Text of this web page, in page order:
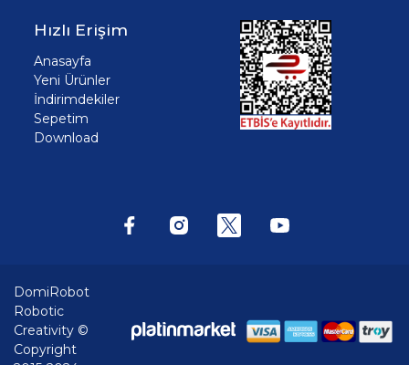
Hızlı Erişim
Anasayfa
Yeni Ürünler
İndirimdekiler
Sepetim
Download
DomiRobot
Robotic
Creativity ©
Copyright